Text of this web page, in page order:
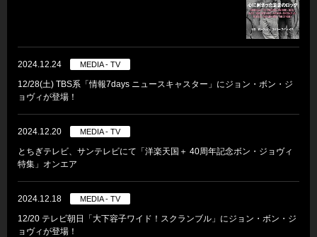
2024.12.24 MEDIA - TV
12/28(土) TBS系「情報7days ニュースキャスター」にジョン・ボン・ジ
ョヴィが登場！
2024.12.20 MEDIA - TV
とちぎテレビ、サンテレビにて「洋楽天国＋ 40周年記念ボン・ジョヴィ
特集」オンエア
2024.12.18 MEDIA - TV
12/20 テレビ朝日「大下容子ワイド！スクランブル」にジョン・ボン・ジ
ョヴィが登場！